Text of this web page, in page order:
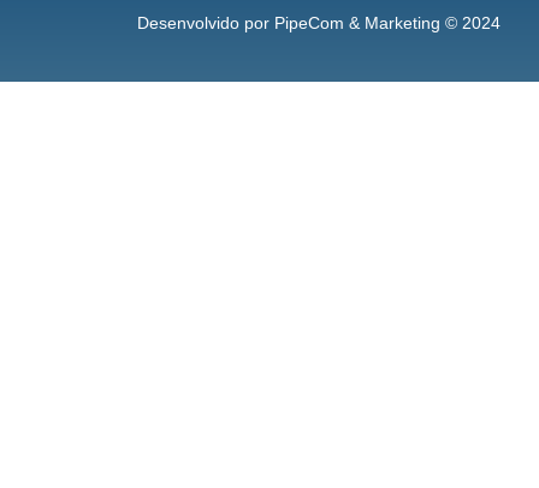
Desenvolvido por PipeCom & Marketing © 2024